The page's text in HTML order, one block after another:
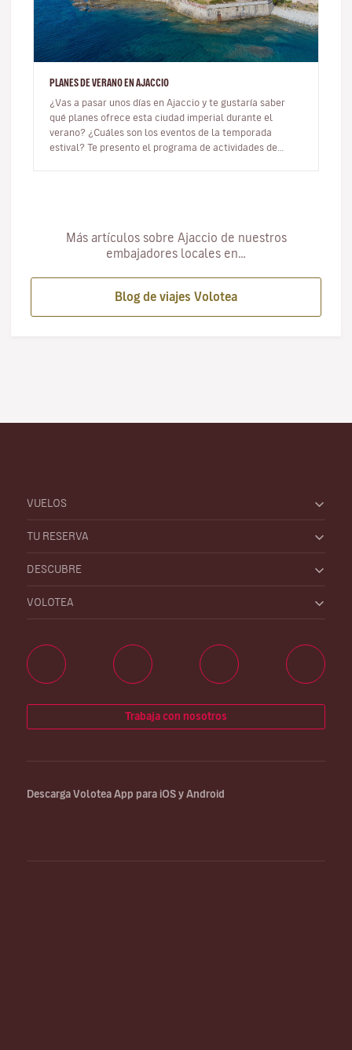
PLANES DE VERANO EN AJACCIO
¿Vas a pasar unos días en Ajaccio y te gustaría saber
qué planes ofrece esta ciudad imperial durante el
verano? ¿Cuáles son los eventos de la temporada
estival? Te presento el programa de actividades de
Más artículos sobre Ajaccio de nuestros
embajadores locales en…
Blog de viajes Volotea
VUELOS
TU RESERVA
DESCUBRE
VOLOTEA
Trabaja con nosotros
Descarga Volotea App para iOS y Android